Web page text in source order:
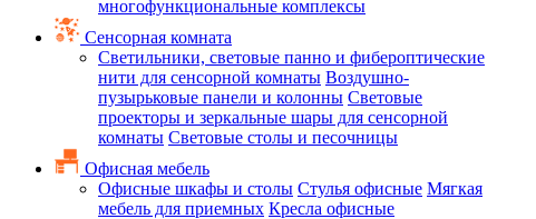
многофункциональные комплексы
Сенсорная комната
Светильники, световые панно и фибероптические
нити для сенсорной комнаты Воздушно-
пузырьковые панели и колонны Световые
проекторы и зеркальные шары для сенсорной
комнаты Световые столы и песочницы
Офисная мебель
Офисные шкафы и столы Стулья офисные Мягкая
мебель для приемных Кресла офисные